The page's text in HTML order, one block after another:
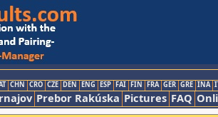
CHN CRO CZE DEN ENG ESP FAI FIN FRA GER GRE INA
Prebor Rakúska Pictures FAQ